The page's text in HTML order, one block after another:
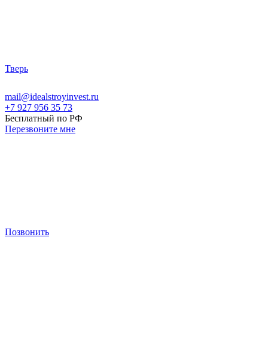
Тверь
mail@idealstroyinvest.ru
+7 927 956 35 73
Бесплатный по РФ
Перезвоните мне
Позвонить